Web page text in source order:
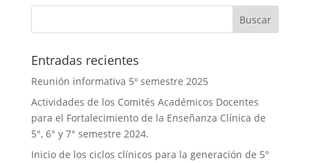
Entradas recientes
Reunión informativa 5º semestre 2025
Actividades de los Comités Académicos Docentes
para el Fortalecimiento de la Enseñanza Clínica de
5°, 6° y 7° semestre 2024.
Inicio de los ciclos clínicos para la generación de 5°